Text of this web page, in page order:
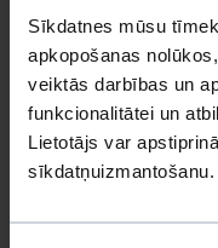
Sīkdatnes mūsu
apkopošanas
veiktās darbības un
funkcionalitātei un
Lietotājs var
sīkdatņuizmantošanu.
Mūsu eksperti spēs
UZDOT JAUTĀJUMU